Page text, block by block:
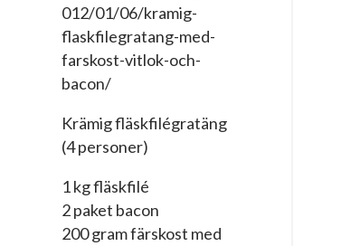
012/01/06/kramig-
flaskfilegratang-med-
farskost-vitlok-och-
bacon/
Krämig fläskfilégratäng
(4 personer)
1 kg fläskfilé
2 paket bacon
200 gram färskost med